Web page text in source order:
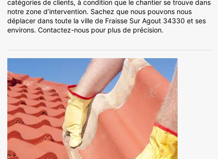
catégories de clients, à condition que le chantier se trouve dans
notre zone d’intervention. Sachez que nous pouvons nous
déplacer dans toute la ville de Fraisse Sur Agout 34330 et ses
environs. Contactez-nous pour plus de précision.